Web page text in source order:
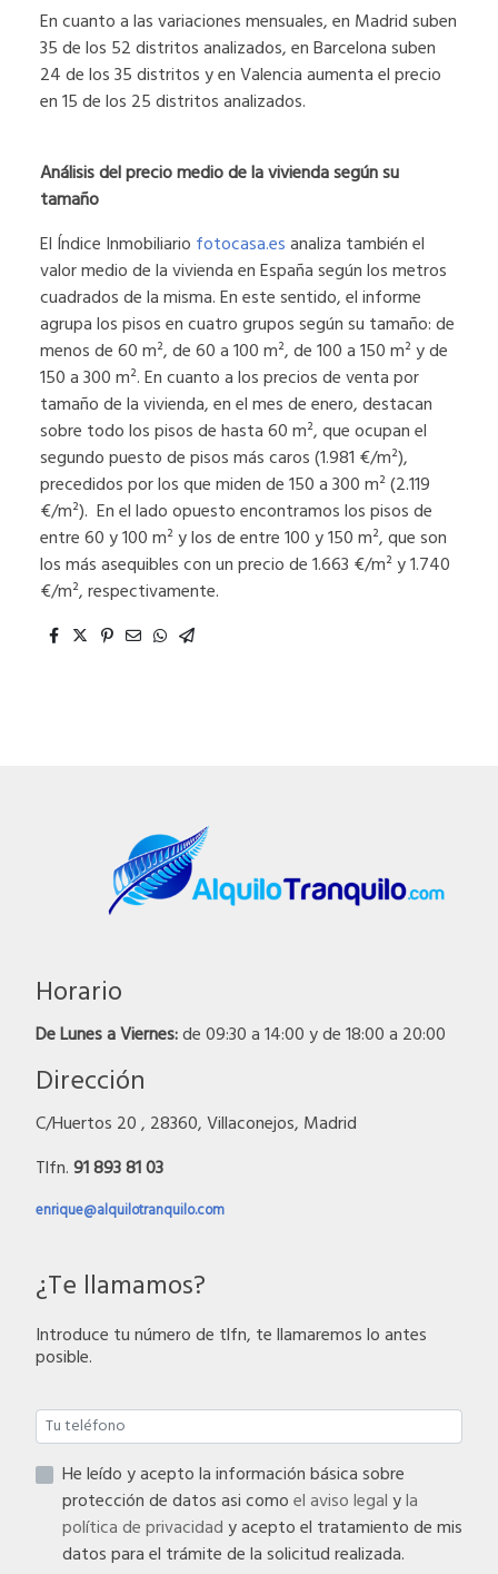
En cuanto a las variaciones mensuales, en Madrid suben
35 de los 52 distritos analizados, en Barcelona suben
24 de los 35 distritos y en Valencia aumenta el precio
en 15 de los 25 distritos analizados.
Análisis del precio medio de la vivienda según su
tamaño
El Índice Inmobiliario fotocasa.esanaliza también el
valor medio de la vivienda en España según los metros
cuadrados de la misma. En este sentido, el informe
agrupa los pisos en cuatro grupos según su tamaño: de
menos de 60 m², de 60 a 100 m², de 100 a 150 m² y de
150 a 300 m². En cuanto a los precios de venta por
tamaño de la vivienda, en el mes de enero, destacan
sobre todo los pisos de hasta 60 m², que ocupan el
segundo puesto de pisos más caros (1.981 €/m²),
precedidos por los que miden de 150 a 300 m² (2.119
€/m²). En el lado opuesto encontramos los pisos de
entre 60 y 100 m² y los de entre 100 y 150 m², que son
los más asequibles con un precio de 1.663 €/m² y 1.740
€/m², respectivamente.
Horario
De Lunes a Viernes:de 09:30 a 14:00 y de 18:00 a 20:00
Dirección
C/Huertos 20 , 28360, Villaconejos, Madrid
Tlfn.91 893 81 03
enrique@alquilotranquilo.com
¿Te llamamos?
Introduce tu número de tlfn, te llamaremos lo antes
posible.
He leído y acepto la información básica sobre
protección de datos asi comoel aviso legalyla
política de privacidady acepto el tratamiento de mis
datos para el trámite de la solicitud realizada.